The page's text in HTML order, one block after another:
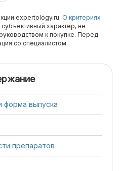
expertology.ru. О критериях
характер, не
к покупке. Перед
со специалистом.
форма выпуска
препаратов